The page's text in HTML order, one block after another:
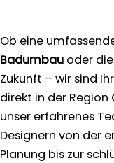
Ob eine
Badumbau oder
Zukunft – wir sind
direkt in der
unser erfahrenes
Designern von der
Planung bis zur